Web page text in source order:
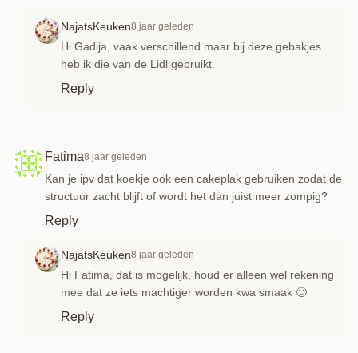
NajatsKeuken8 jaar geleden
Hi Gadija, vaak verschillend maar bij deze gebakjes
heb ik die van de Lidl gebruikt.
Reply
Fatima8 jaar geleden
Kan je ipv dat koekje ook een cakeplak gebruiken zodat de
structuur zacht blijft of wordt het dan juist meer zompig?
Reply
NajatsKeuken8 jaar geleden
Hi Fatima, dat is mogelijk, houd er alleen wel rekening
mee dat ze iets machtiger worden kwa smaak 🙂
Reply